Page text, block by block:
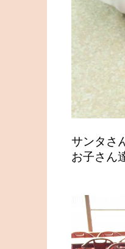
サンタさ
お子さん